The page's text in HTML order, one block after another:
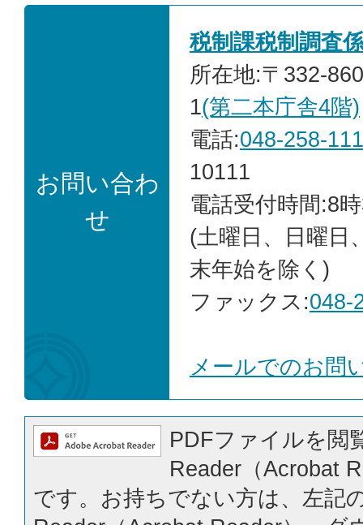
お問い合わ
せ
税制課税制調査
所在地:〒332-
1(第二本庁舎4階)
電話:048-258-
10111
電話受付時間:8
(土曜日、日曜日
末年始を除く)
ファックス:048-
メールでのお問
PDFファイルを閲
Reader（Acrobat
です。お持ちでない方は、左記